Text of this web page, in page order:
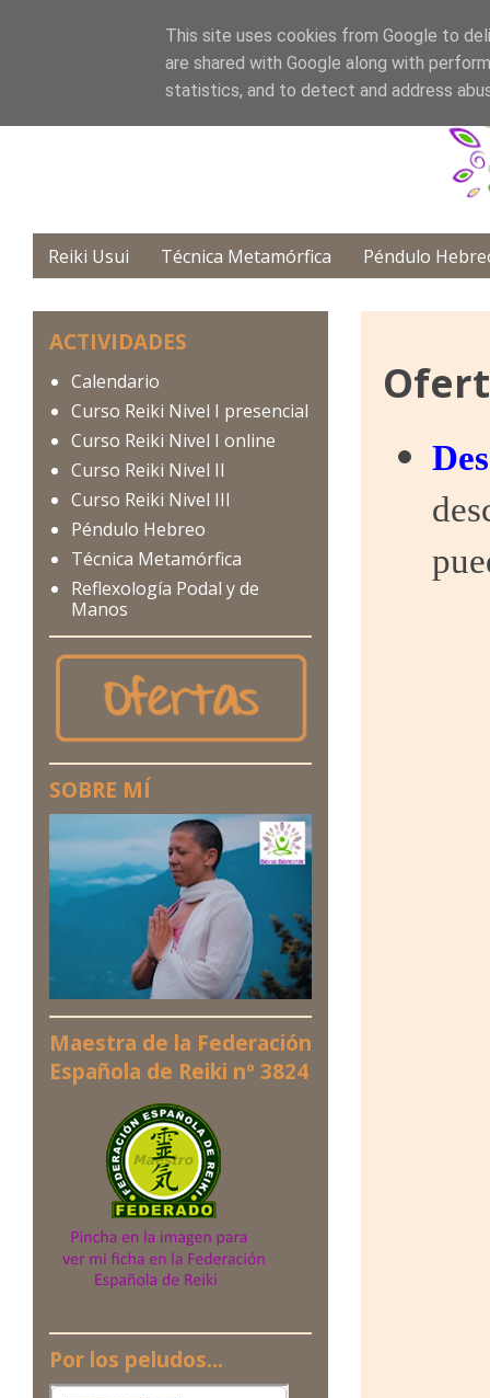
Reiki Usui Técnica Metamórfica Péndulo
ACTIVIDADES
Calendario
Curso Reiki Nivel I presencial
Curso Reiki Nivel I online
Curso Reiki Nivel II
Curso Reiki Nivel III
Péndulo Hebreo
Técnica Metamórfica
Reflexología Podal y de
Manos
SOBRE MÍ
Maestra de la Federación
Española de Reiki nº 3824
Por los peludos...
This site uses cookies from Google to
are shared with Google along with
statistics, and to detect and address